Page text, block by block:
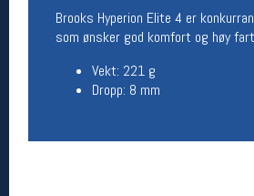
Brooks Hyperion Elite 4 er
som ønsker god komfort og høy
Vekt: 221 g
Dropp: 8 mm
Om verkstedet
For å bestille time må du logge inn i
linjen
Betingelser